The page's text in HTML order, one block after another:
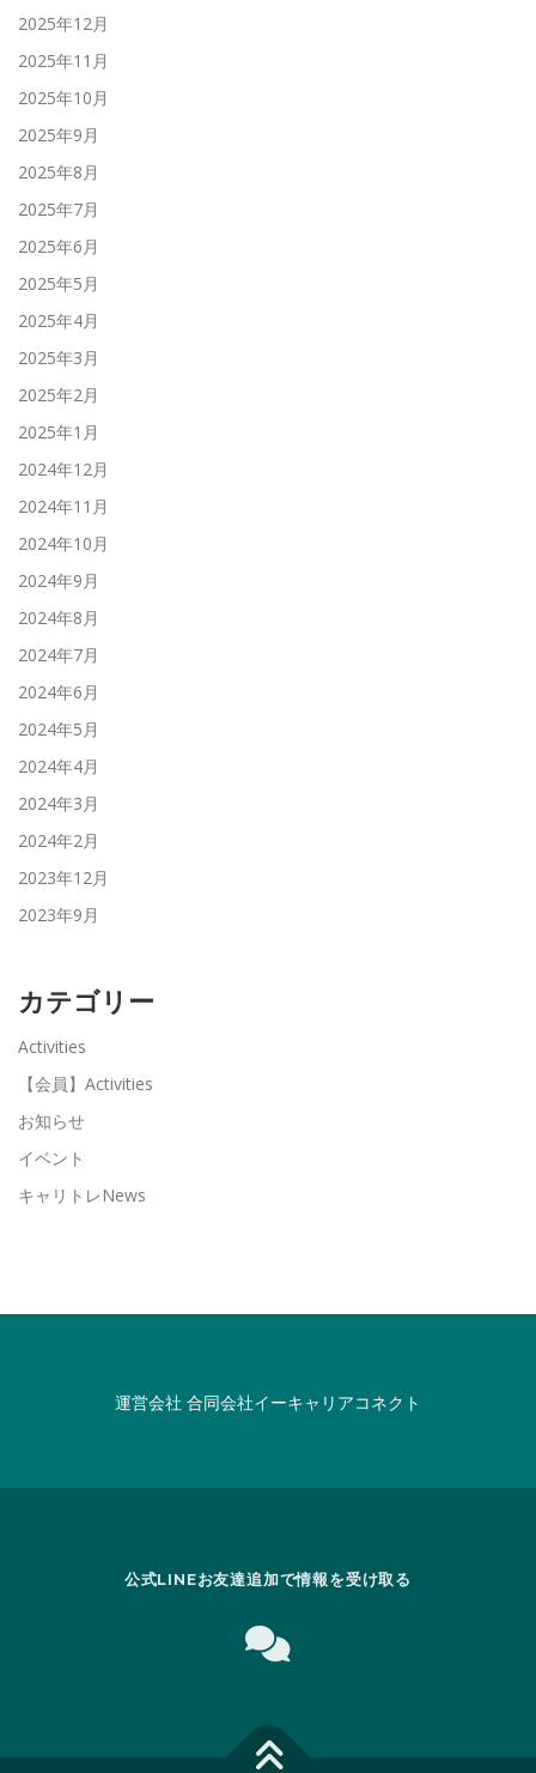
2025年12月
2025年11月
2025年10月
2025年9月
2025年8月
2025年7月
2025年6月
2025年5月
2025年4月
2025年3月
2025年2月
2025年1月
2024年12月
2024年11月
2024年10月
2024年9月
2024年8月
2024年7月
2024年6月
2024年5月
2024年4月
2024年3月
2024年2月
2023年12月
2023年9月
カテゴリー
Activities
【会員】Activities
お知らせ
イベント
キャリトレNews
運営会社 合同会社イーキャリアコネクト
公式LINEお友達追加で情報を受け取る